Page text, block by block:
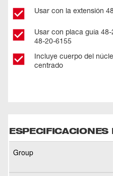
Usar con la extensión
Usar con placa guía
48-20-6155
Incluye cuerpo del
centrado
ESPECIFICACIONES
Group